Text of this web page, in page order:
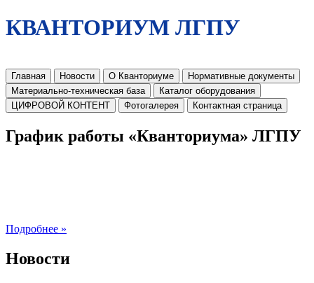
КВАНТОРИУМ ЛГПУ
Главная Новости О Кванториуме
Нормативные документы
Материально-техническая база
Каталог оборудования
ЦИФРОВОЙ КОНТЕНТ
Фотогалерея Контактная страница
График работы «Кванториума» ЛГПУ
Подробнее »
Новости